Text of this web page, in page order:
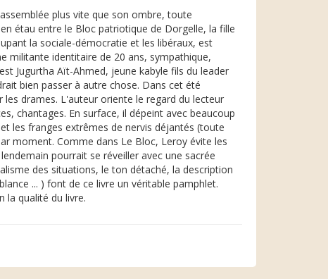
plus vite que son ombre, toute
étau entre le Bloc patriotique de Dorgelle, la fille
la sociale-démocratie et les libéraux, est
militante identitaire de 20 ans, sympathique,
Jugurtha Aït-Ahmed, jeune kabyle fils du leader
bien passer à autre chose. Dans cet été
drames. L'auteur oriente le regard du lecteur
chantages. En surface, il dépeint avec beaucoup
les franges extrêmes de nervis déjantés (toute
moment. Comme dans Le Bloc, Leroy évite les
pourrait se réveiller avec une sacrée
des situations, le ton détaché, la description
... ) font de ce livre un véritable pamphlet.
la qualité du livre.